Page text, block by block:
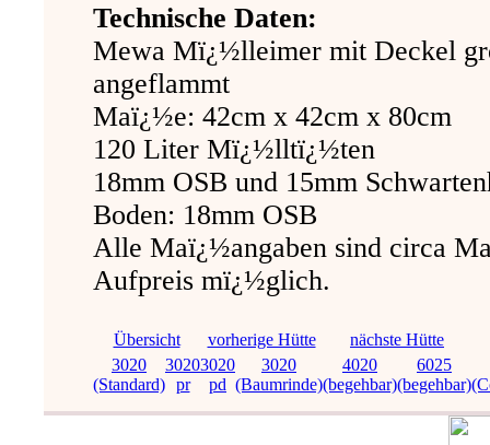
Technische Daten:
Mewa Mï¿½lleimer mit Deckel
angeflammt
Maï¿½e: 42cm x 42cm x 80cm
120 Liter Mï¿½lltï¿½ten
18mm OSB und 15mm
Boden: 18mm OSB
Alle Maï¿½angaben sind circa
Aufpreis mï¿½glich.
Übersicht vorherige Hütte
nächste Hütte
3020
(Standard)
3020
pr
3020
pd
3020
(Baumrinde)
4020
(begehbar)
6025
(begehbar)